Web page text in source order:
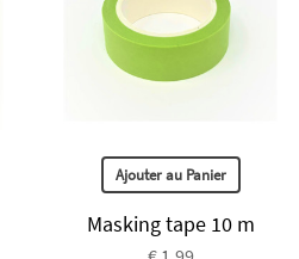
Ajouter au Panier
Masking tape 10 m